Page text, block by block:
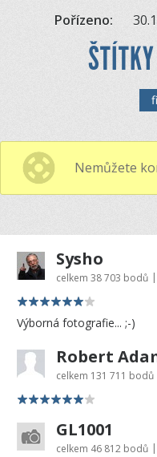
Pořízeno:
Nemůžete
Sysho
celkem 38 703 bodů
Výborná fotografie... ;-)
Robert
celkem 131 711 bodů
GL1001
celkem 46 812 bodů